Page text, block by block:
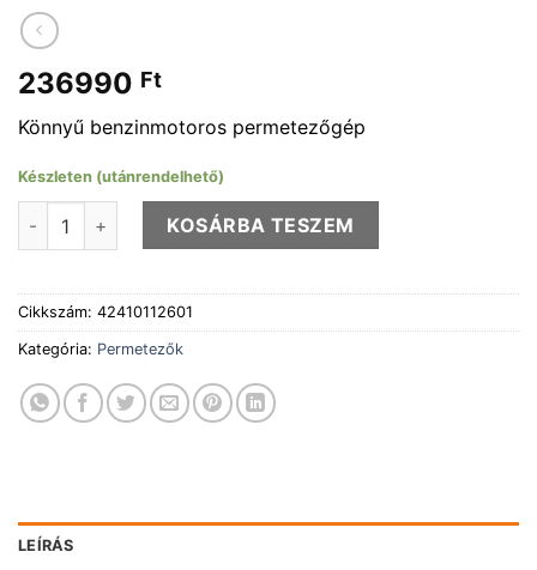
236990 Ft
Könnyű benzinmotoros permetezőgép
Készleten (utánrendelhető)
STIHL SR 200 mennyiségKOSÁRBA TESZEM
Cikkszám: 42410112601
Kategória: Permetezők
LEÍRÁS